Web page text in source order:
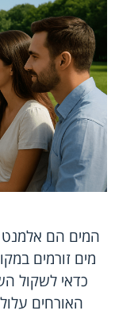
המים הם אלמנט
מים זורמים
כדאי לשקול
האורחים